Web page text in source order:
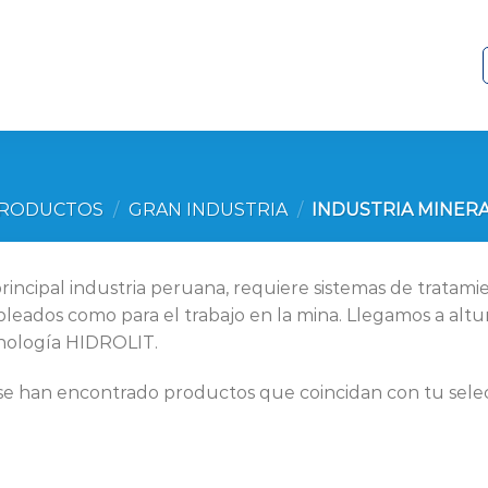
/ GRAN INDUSTRIA / INDUSTRIA
industria peruana, requiere sistemas de
como para el trabajo en la mina. Llegamos a
HIDROLIT.
han encontrado productos que coincidan con tu